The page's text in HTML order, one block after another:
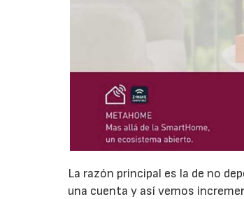
La razón principal es la de no
una cuenta y así vemos